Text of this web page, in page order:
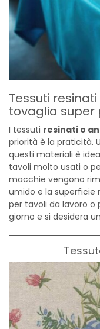
Tessuti
tovaglia super
I tessuti resinati o
priorità è la praticità.
questi materiali è
tavoli molto usati o
macchie vengono
umido e la superficie
per tavoli da lavoro o
giorno e si desidera